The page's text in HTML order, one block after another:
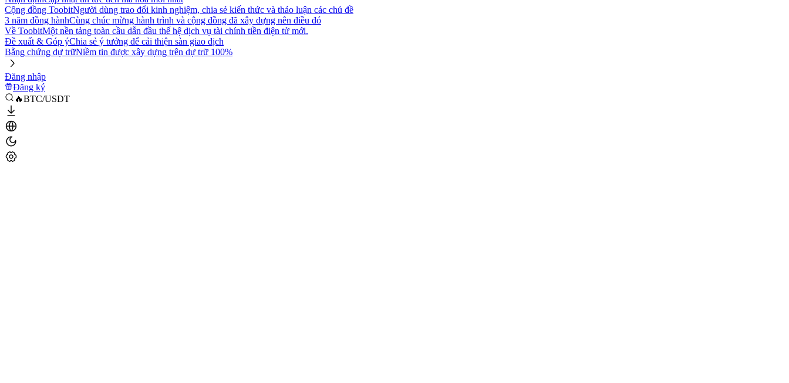
Cộng đồng ToobitNgười dùng trao đổi kinh nghiệm, chia sẻ kiến thức và thảo luận các chủ đề
3 năm đồng hànhCùng chúc mừng hành trình và cộng đồng đã xây dựng nên điều đó
Về ToobitMột nền tảng toàn cầu dẫn đầu thế hệ dịch vụ tài chính tiền điện tử mới.
Đề xuất & Góp ýChia sẻ ý tưởng để cải thiện sàn giao dịch
Bằng chứng dự trữNiềm tin được xây dựng trên dự trữ 100%
Đăng nhập
Đăng ký
🔥BTC/USDT